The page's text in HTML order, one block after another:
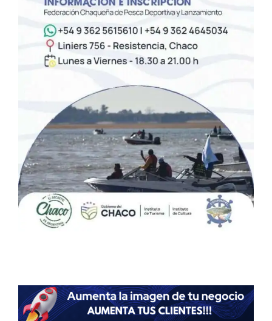
a
ce
h
at
wi
tt
m
ail
o
m